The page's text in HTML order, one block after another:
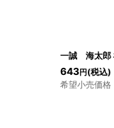
一誠 海太郎
643円 (税込)
希望小売価格